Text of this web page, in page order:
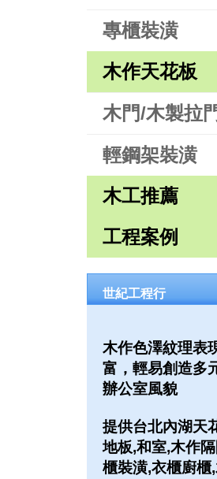
專櫃裝潢
木作天花板
木門/木製拉
輕鋼架裝潢
木工推薦
工程案例
世紀工程行
木作色澤紋理表
富，輕易創造多
辦公室風貌
提供台北內湖天
地板,和室,木作
櫃裝潢,衣櫃廚櫃